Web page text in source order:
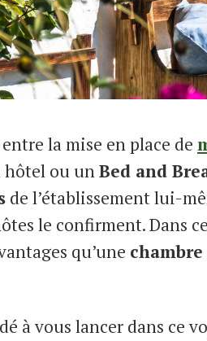
la mise en place de
hôtel ou unBed and
de l’établissement lui-
le confirment. Dans
qu’une
à vous lancer dans ce